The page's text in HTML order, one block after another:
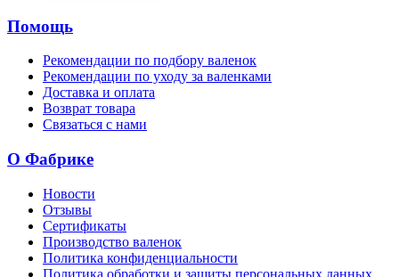
Помощь
Рекомендации по подбору валенок
Рекомендации по уходу за валенками
Доставка и оплата
Возврат товара
Связаться с нами
О Фабрике
Новости
Отзывы
Сертификаты
Производство валенок
Политика конфиденциальности
Политика обработки и защиты персональных данных